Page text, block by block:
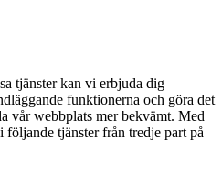
tjänster kan vi erbjuda dig
funktionerna och göra det
vår webbplats mer bekvämt. Med
följande tjänster från tredje part på